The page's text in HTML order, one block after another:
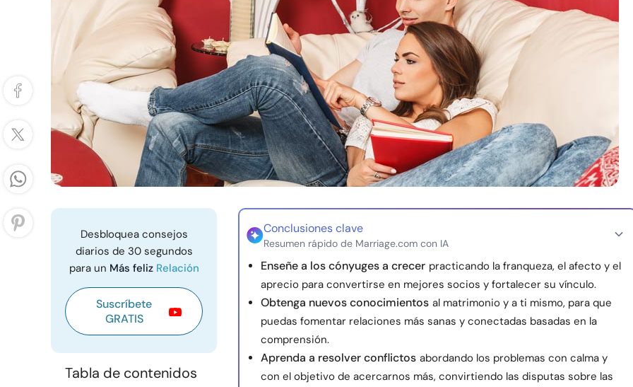
Desbloquea consejos
diarios de 30 segundos
para un Más feliz Relación
Suscríbete
GRATIS
Tabla de contenidos
Conclusiones clave
Resumen rápido de Marriage.com con IA
Enseñe a los cónyuges a crecer practicando la franqueza, el afecto y el
aprecio para convertirse en mejores socios y fortalecer su vínculo.
Obtenga nuevos conocimientos al matrimonio y a ti mismo, para que
puedas fomentar relaciones más sanas y conectadas basadas en la
comprensión.
Aprenda a resolver conflictos abordando los problemas con calma y
con el objetivo de acercarnos más, convirtiendo las disputas sobre las